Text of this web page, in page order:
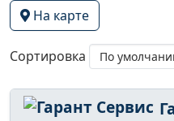
На карте
Сортировка